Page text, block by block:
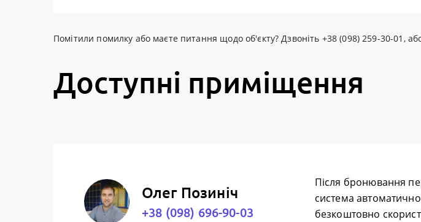
Помітили помилку або маєте питання щодо об'єкту? Дзвоніть +38 (098) 259-30-01,
Доступні приміщення
Олег Позиніч
+38 (098) 696-90-03
Після бронювання
система
безкоштовно